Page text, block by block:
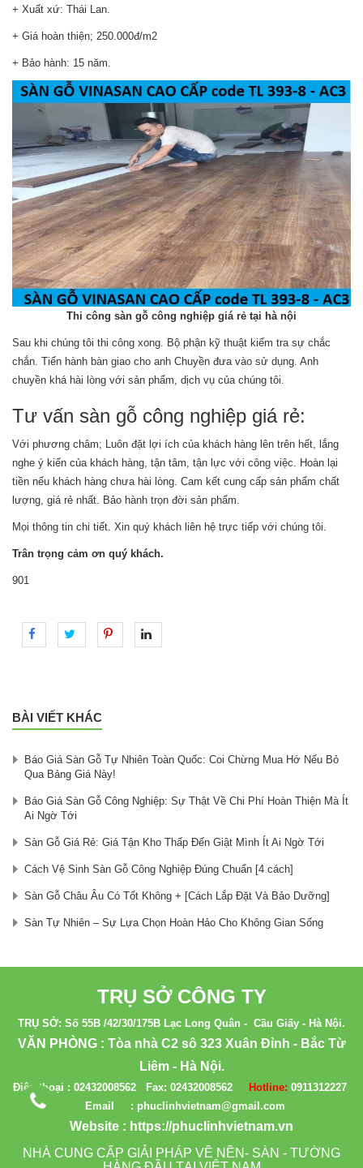
+ Xuất xứ: Thái Lan.
+ Giá hoàn thiện; 250.000đ/m2
+ Bảo hành: 15 năm.
Thi công sàn gỗ công nghiệp giá rẻ tại hà nội
Sau khi chúng tôi thi công xong. Bộ phận kỹ thuật kiểm tra sự chắc
chắn. Tiến hành bàn giao cho anh Chuyền đưa vào sử dụng. Anh
chuyền khá hài lòng với sản phẩm, dịch vụ của chúng tôi.
Tư vấn sàn gỗ công nghiệp giá rẻ:
Với phương châm; Luôn đặt lợi ích của khách hàng lên trên hết, lắng
nghe ý kiến của khách hàng, tận tâm, tận lực với công việc. Hoàn lại
tiền nếu khách hàng chưa hài lòng. Cam kết cung cấp sản phẩm chất
lượng, giá rẻ nhất. Bảo hành trọn đời sản phẩm.
Mọi thông tin chi tiết. Xin quý khách liên hệ trực tiếp với chúng tôi.
Trân trọng cảm ơn quý khách.
901
BÀI VIẾT KHÁC
Báo Giá Sàn Gỗ Tự Nhiên Toàn Quốc: Coi Chừng Mua Hớ Nếu Bỏ
Qua Bảng Giá Này!
Báo Giá Sàn Gỗ Công Nghiệp: Sự Thật Về Chi Phí Hoàn Thiện Mà Ít
Ai Ngờ Tới
Sàn Gỗ Giá Rẻ: Giá Tận Kho Thấp Đến Giật Mình Ít Ai Ngờ Tới
Cách Vệ Sinh Sàn Gỗ Công Nghiệp Đúng Chuẩn [4 cách]
Sàn Gỗ Châu Âu Có Tốt Không + [Cách Lắp Đặt Và Bảo Dưỡng]
Sàn Tự Nhiên – Sự Lựa Chọn Hoàn Hảo Cho Không Gian Sống
TRỤ SỞ CÔNG TY
TRỤ SỞ: Số 55B /42/30/175B Lạc Long Quân - Cầu Giấy - Hà Nội.
VĂN PHÒNG : Tòa nhà C2 sô 323 Xuân Đỉnh - Bắc Từ
Liêm - Hà Nội.
Điện thoại : 02432008562 Fax: 02432008562 Hotline: 0911312227
Email : phuclinhvietnam@gmail.com
Website : https://phuclinhvietnam.vn
NHÀ CUNG CẤP GIẢI PHÁP VỀ NỀN- SÀN - TƯỜNG